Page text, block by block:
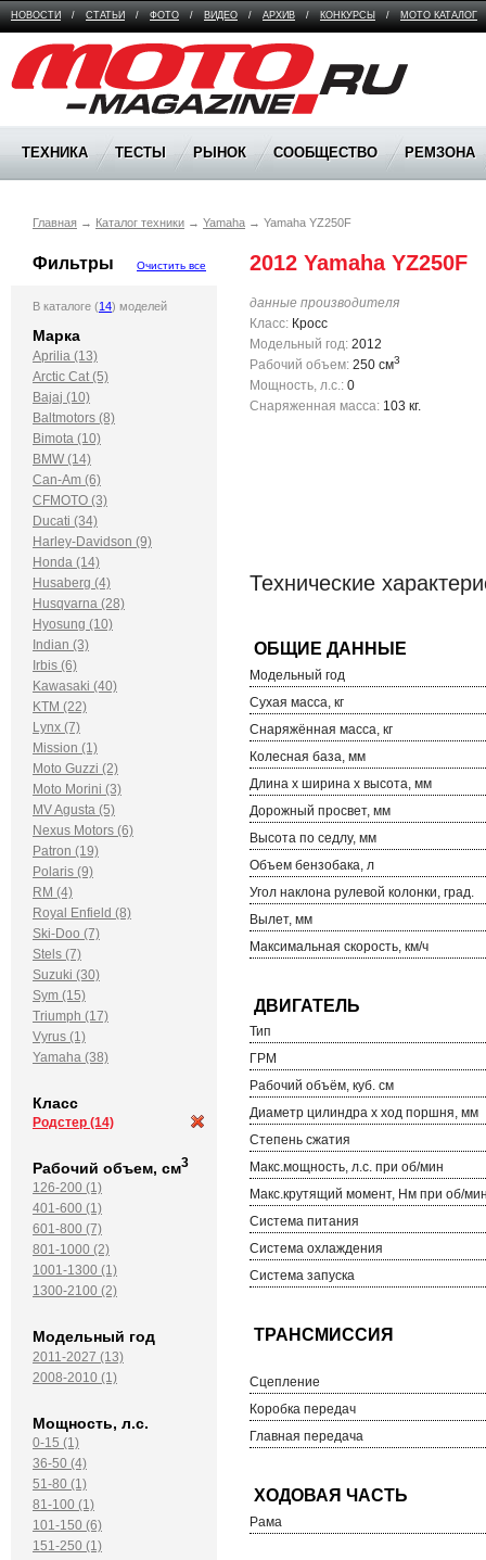
НОВОСТИ / СТАТЬИ / ФОТО / ВИДЕО / АРХИВ / КОНКУРСЫ / МОТО КАТАЛОГ
Moto Magazine
ТЕХНИКА ТЕСТЫ РЫНОК СООБЩЕСТВО РЕМЗОНА
Главная → Каталог техники → Yamaha → Yamaha YZ250F
Фильтры Очистить все
В каталоге (14) моделей
Марка
Aprilia (13)
Arctic Cat (5)
Bajaj (10)
Baltmotors (8)
Bimota (10)
BMW (14)
Can-Am (6)
CFMOTO (3)
Ducati (34)
Harley-Davidson (9)
Honda (14)
Husaberg (4)
Husqvarna (28)
Hyosung (10)
Indian (3)
Irbis (6)
Kawasaki (40)
KTM (22)
Lynx (7)
Mission (1)
Moto Guzzi (2)
Moto Morini (3)
MV Agusta (5)
Nexus Motors (6)
Patron (19)
Polaris (9)
RM (4)
Royal Enfield (8)
Ski-Doo (7)
Stels (7)
Suzuki (30)
Sym (15)
Triumph (17)
Vyrus (1)
Yamaha (38)
Класс
Родстер (14)
Рабочий объем, см3
126-200 (1)
401-600 (1)
601-800 (7)
801-1000 (2)
1001-1300 (1)
1300-2100 (2)
Модельный год
2011-2027 (13)
2008-2010 (1)
Мощность, л.с.
0-15 (1)
36-50 (4)
51-80 (1)
81-100 (1)
101-150 (6)
151-250 (1)
2012 Yamaha YZ250F
данные производителя
Класс: Кросс
Модельный год: 2012
Рабочий объем: 250 см3
Мощность, л.с.: 0
Снаряженная масса: 103 кг.
Технические
Модельный год
Сухая масса, кг
Снаряжённая масса, кг
Колесная база, мм
Длина х ширина х высота, мм
Дорожный просвет, мм
Высота по седлу, мм
Объем бензобака, л
Угол наклона рулевой колонки, град.
Вылет, мм
Максимальная скорость, км/ч
Тип
ГРМ
Рабочий объём, куб. см
Диаметр цилиндра х ход поршня, мм
Степень сжатия
Макс.мощность, л.с. при об/мин
Макс.крутящий момент, Нм при об/
Система питания
Система охлаждения
Система запуска
Сцепление
Коробка передач
Главная передача
Рама